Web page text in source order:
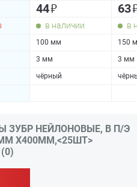
44₽ 63
в наличии в
100 мм
150
3 мм
3 мм
чёрный
ЗУБР НЕЙЛОНОВЫЕ, В П/Э
Х400ММ,<25ШТ>